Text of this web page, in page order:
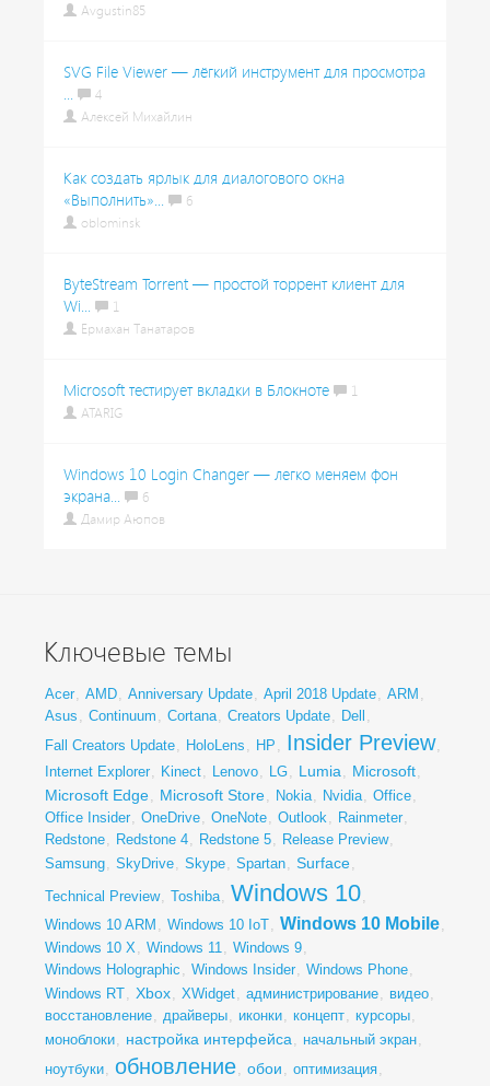
Avgustin85
SVG File Viewer — лёгкий инструмент для просмотра
...
4
Алексей Михайлин
Как создать ярлык для диалогового окна
«Выполнить»...
6
oblominsk
ByteStream Torrent — простой торрент клиент для
Wi...
1
Ермахан Танатаров
Microsoft тестирует вкладки в Блокноте
1
ATARIG
Windows 10 Login Changer — легко меняем фон
экрана...
6
Дамир Аюпов
Ключевые темы
Acer, AMD, Anniversary Update, April 2018 Update, ARM ,
Asus , Continuum , Cortana, Creators Update, Dell ,
Fall Creators Update, HoloLens , HP , Insider Preview,
Internet Explorer, Kinect, Lenovo, LG, Lumia , Microsoft,
Microsoft Edge, Microsoft Store, Nokia, Nvidia, Office,
Office Insider, OneDrive, OneNote, Outlook, Rainmeter,
Redstone, Redstone 4, Redstone 5, Release Preview,
Samsung, SkyDrive, Skype, Spartan, Surface,
Technical Preview, Toshiba, Windows 10,
Windows 10 ARM , Windows 10 IoT, Windows 10 Mobile,
Windows 10 X, Windows 11, Windows 9,
Windows Holographic , Windows Insider, Windows Phone,
Windows RT, Xbox, XWidget, администрирование, видео,
восстановление, драйверы, иконки, концепт, курсоры,
моноблоки, настройка интерфейса , начальный экран,
ноутбуки, обновление, обои , оптимизация,